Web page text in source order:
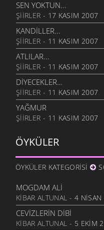
SEN YOKTUN...
ŞIIRLER - 17 KASIM 2007
KANDILLER...
ŞIIRLER - 11 KASIM 2007
ATLILAR...
ŞIIRLER - 11 KASIM 2007
DIYECEKLER…
ŞIIRLER - 11 KASIM 2007
YAĞMUR
ŞIIRLER - 11 KASIM 2007
ÖYKÜLER
ÖYKÜLER KATEGORISI
MOGDAM ALI
KIBAR ALTUNAL - 4 NISAN
CEVIZLERIN DIBI
KIBAR ALTUNAL - 5 EKIM